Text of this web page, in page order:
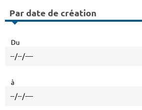
Par date de création
Du
à